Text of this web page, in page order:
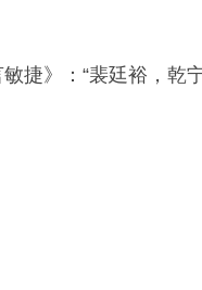
》：“裴廷裕，乾